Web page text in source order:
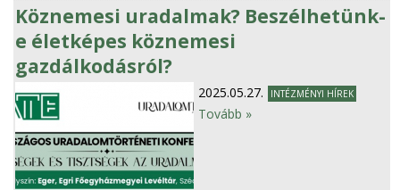
Köznemesi uradalmak? Beszélhetünk-
e életképes köznemesi
gazdálkodásról?
2025.05.27. INTÉZMÉNYI HÍREK
Tovább »